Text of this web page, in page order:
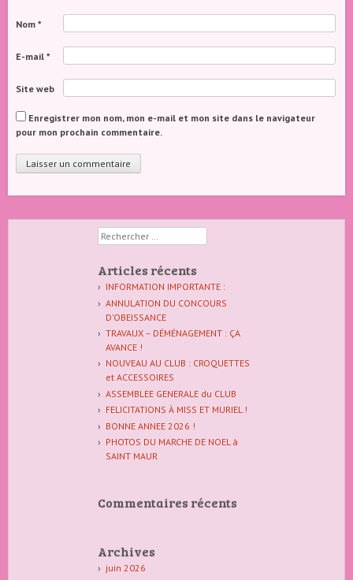
Nom *
E-mail *
Site web
Enregistrer mon nom, mon e-mail et mon site dans le navigateur
pour mon prochain commentaire.
Rechercher
Articles récents
INFORMATION IMPORTANTE :
ANNULATION DU CONCOURS
D’OBEISSANCE
TRAVAUX – DÉMÉNAGEMENT : ÇA
AVANCE !
NOUVEAU AU CLUB : CROQUETTES
et ACCESSOIRES
ASSEMBLEE GENERALE du CLUB
FELICITATIONS À MISS ET MURIEL !
BONNE ANNEE 2026 !
PHOTOS DU MARCHE DE NOEL à
SAINT MAUR
Commentaires récents
Archives
juin 2026